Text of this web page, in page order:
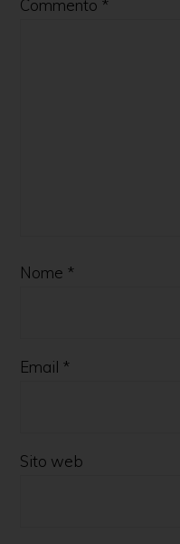
Commento *
Nome *
Email *
Sito web